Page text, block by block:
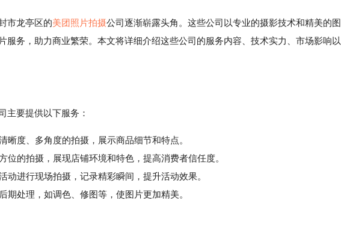
市龙亭区的美团照片拍摄公司逐渐崭露头角。这些公司以专业的摄影技术和精美的图
服务，助力商业繁荣。本文将详细介绍这些公司的服务内容、技术实力、市场影响以
主要提供以下服务：
晰度、多角度的拍摄，展示商品细节和特点。
的拍摄，展现店铺环境和特色，提高消费者信任度。
进行现场拍摄，记录精彩瞬间，提升活动效果。
处理，如调色、修图等，使图片更加精美。